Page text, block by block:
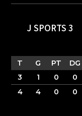
J SPORTS 3
T G PT DG
3
1 0 0
4
4 0 0